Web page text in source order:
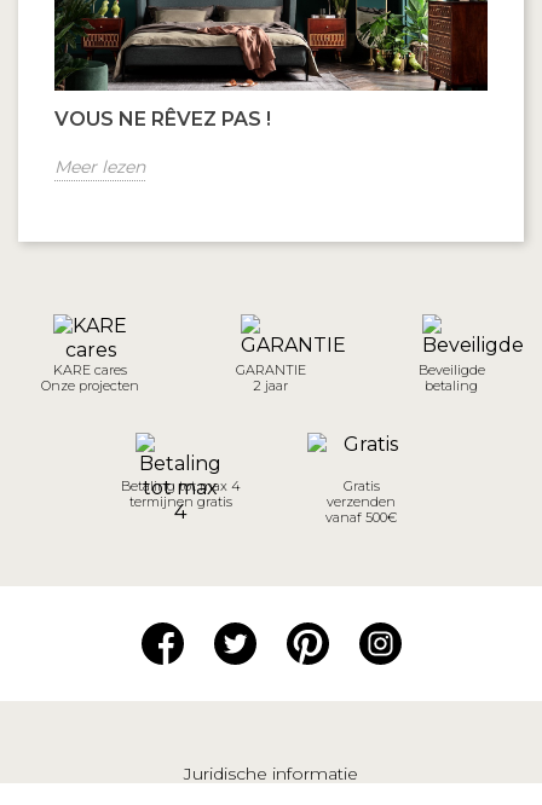
VOUS NE RÊVEZ PAS !
Meer lezen
KARE cares
Onze projecten
GARANTIE
2 jaar
Beveiligde
betaling
Betaling tot max 4
termijnen gratis
Gratis
verzenden
vanaf 500€
Juridische informatie